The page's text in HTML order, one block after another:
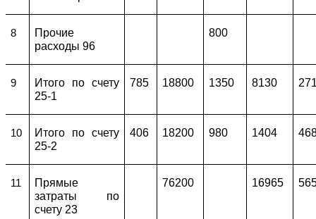
8
Прочие
расходы 96
800
9
Итого по счету
25-1
785 18800 1350 8130
10
Итого по счету
25-2
406 18200 980 1404
11
Прямые
затраты по
счету 23
76200 16965